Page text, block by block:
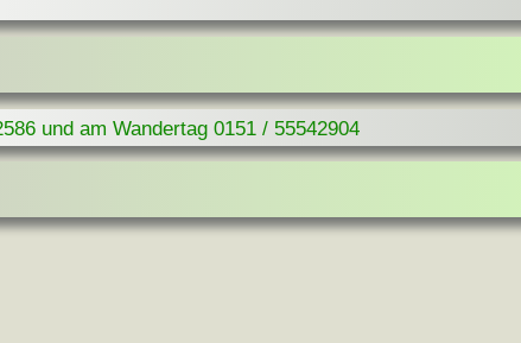
und am Wandertag 0151 / 55542904